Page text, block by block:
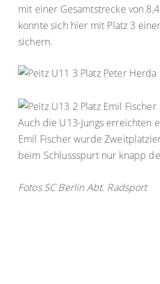
mit einer Gesamtstrecke von
konnte sich hier mit Platz 3
sichern.
Auch die U13-Jungs erreichten
Emil Fischer wurde
beim Schlussspurt nur knapp
Fotos SC Berlin Abt. Radsport